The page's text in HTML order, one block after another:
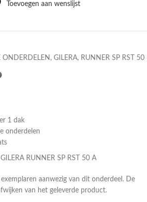
Toevoegen aan wenslijst
ONDERDELEN , GILERA, RUNNER SP RST 50
1 dak
onderdelen
RUNNER SP RST 50 A
aanwezig van dit onderdeel. De
van het geleverde product.